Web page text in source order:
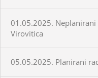
01.05.2025.
Virovitica
05.05.2025. Planirani